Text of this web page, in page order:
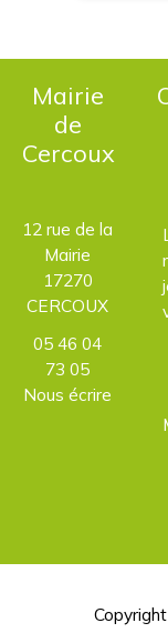
Mairie
de
Cercoux
12 rue de la
Mairie
17270
CERCOUX
05 46 04
73 05
Nous écrire